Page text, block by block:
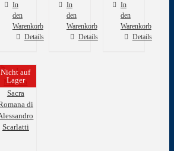
In
den
Warenkorb
Details
In
den
Warenkorb
Details
In
den
Warenkorb
Details
Nicht auf
Lager